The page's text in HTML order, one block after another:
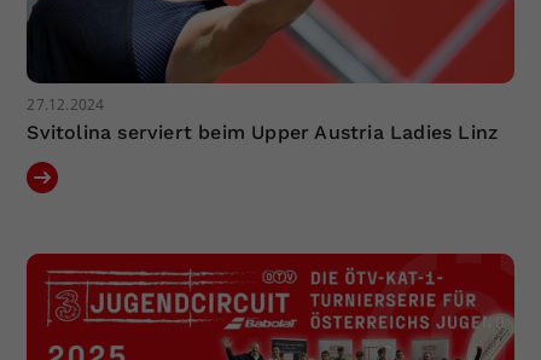
27.12.2024
Svitolina serviert beim Upper Austria Ladies Linz